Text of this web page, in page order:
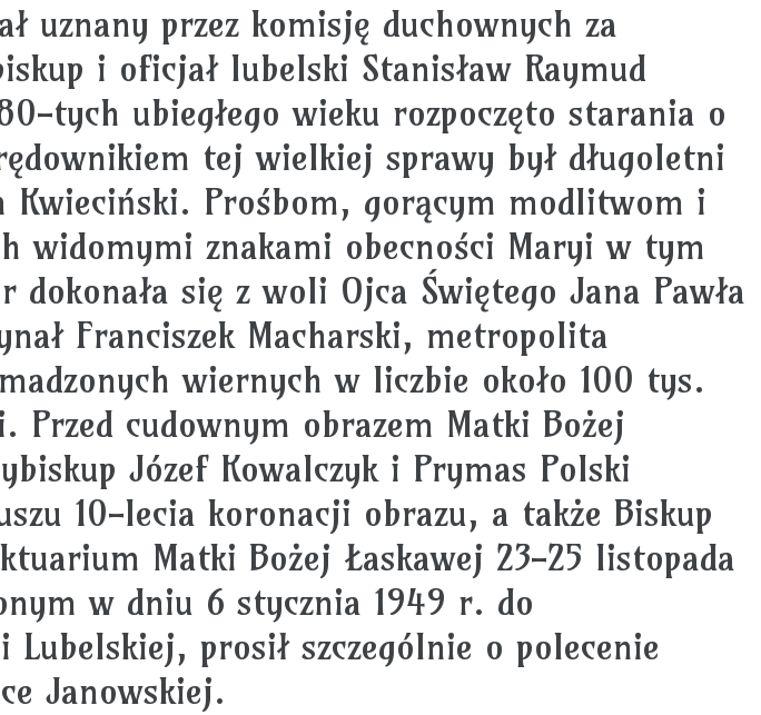
uznany przez komisję duchownych za
i oficjał lubelski Stanisław Raymud
tych ubiegłego wieku rozpoczęto starania o
tej wielkiej sprawy był długoletni
Kwieciński. Prośbom, gorącym modlitwom i
znakami obecności Maryi w tym
się z woli Ojca Świętego Jana Pawła
Franciszek Macharski, metropolita
wiernych w liczbie około 100 tys.
Przed cudownym obrazem Matki Bożej
Józef Kowalczyk i Prymas Polski
10-lecia koronacji obrazu, a także Biskup
Matki Bożej Łaskawej 23-25 listopada
w dniu 6 stycznia 1949 r. do
prosił szczególnie o polecenie
Janowskiej.